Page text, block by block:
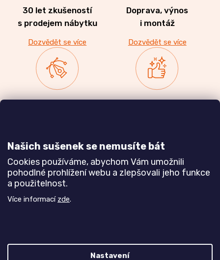
Našich sušenek se nemusíte bát
Cookies používáme, abychom Vám umožnili
pohodlné prohlížení webu a zlepšovali jeho funkce
a použitelnost.
Více informací zde.
Nastavení
30 let zkušeností
s prodejem nábytku
Dozvědět se více
Doprava, výnos
i montáž
Dozvědět se více
Dozvědět se více Dozvědět se více